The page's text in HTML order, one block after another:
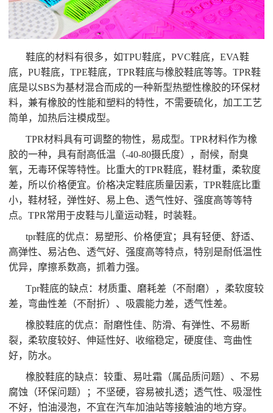
鞋底的材料有很多，如TPU鞋底，PVC鞋底，EVA鞋
底，PU鞋底，TPE鞋底，TPR鞋底与橡胶鞋底等等。TPR鞋
底是以SBS为基材混合而成的一种新型热塑性橡胶的环保材
料，兼有橡胶的性能和塑料的特性，不需要硫化，加工工艺
简单，加热后注模成型。
TPR材料具有可调整的物性，易成型。TPR材料作为橡
胶的一种，具有耐高低温（-40-80摄氏度），耐候，耐臭
氧，无毒环保等特性。比重大的TPR鞋底，鞋材重，柔软度
差，所以价格便宜。价格决定鞋底质量因素，TPR鞋底比重
小，鞋材轻，弹性好、易上色、透气性好、强度高等等特
点。TPR常用于皮鞋与儿童运动鞋，时装鞋。
tpr鞋底的优点：易塑形、价格便宜；具有轻便、舒适、
高弹性、易沾色、透气好、强度高等特点，特别是耐低温性
优异，摩擦系数高，抓着力强。
Tpr鞋底的缺点：材质重、磨耗差（不耐磨），柔软度较
差，弯曲性差（不耐折）、吸震能力差，透气性差。
橡胶鞋底的优点：耐磨性佳、防滑、有弹性、不易断
裂，柔软度较好、伸延性好、收缩稳定，硬度佳、弯曲性
好，防水。
橡胶鞋底的缺点：较重、易吐霜（属品质问题）、不易
腐蚀（环保问题）；不坚硬，容易被扎透；透气性、吸湿性
不好，怕油浸泡，不宜在汽车加油站等接触油的地方穿。